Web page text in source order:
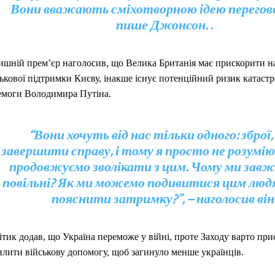
Вони вважають сміхотворною ідею
пише Джонсон. .
прем’єр наголосив, що Велика Британія має прискорити
підтримки Києву, інакше існує потенційний ризик
Володимира Путіна.
“Вони хочуть від нас тільки одного:
завершити справу, і тому я просто не
продовжуємо зволікати з цим. Чому ми
повільні? Як ми можемо подивитися цим
пояснити затримку?”, – наголосив
додав, що Україна переможе у війні, проте Заходу варто
військову допомогу, щоб загинуло менше українців.